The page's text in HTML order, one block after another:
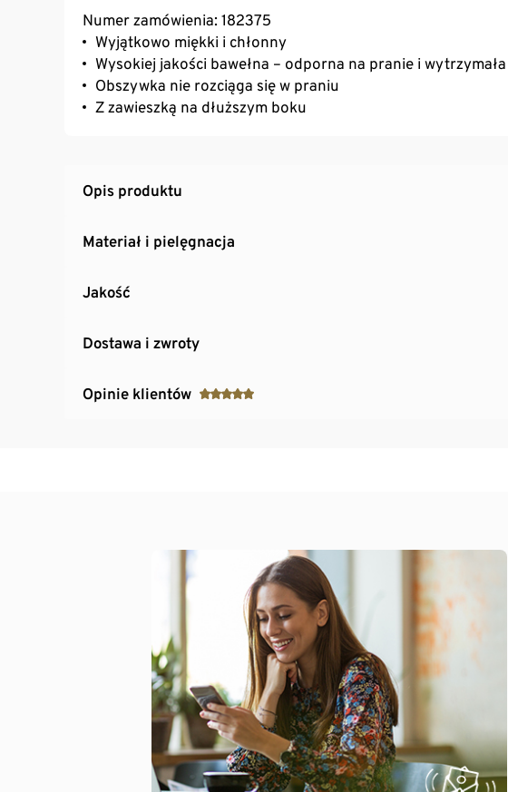
Numer zamówienia: 182375
Wyjątkowo miękki i chłonny
Wysokiej jakości bawełna – odporna na pranie i wytrzymała
Obszywka nie rozciąga się w praniu
Z zawieszką na dłuższym boku
Opis produktu
Materiał i pielęgnacja
Jakość
Dostawa i zwroty
Opinie klientów